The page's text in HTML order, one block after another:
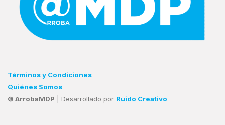
Términos y Condiciones
Quiénes Somos
© ArrobaMDP | Desarrollado por Ruido Creativo